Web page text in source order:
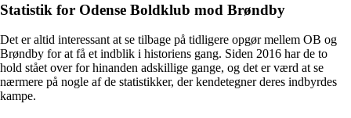
Statistik for Odense Boldklub mod Brøndby
Det er altid interessant at se tilbage på tidligere opgør mellem OB og
Brøndby for at få et indblik i historiens gang. Siden 2016 har de to
hold stået over for hinanden adskillige gange, og det er værd at se
nærmere på nogle af de statistikker, der kendetegner deres indbyrdes
kampe.